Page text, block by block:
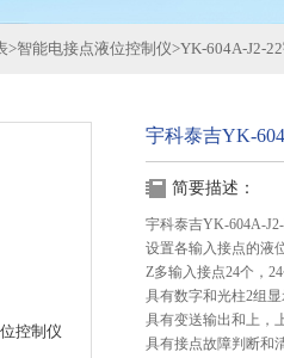
>智能电接点液位控制仪>YK-604A-J2-
宇科泰吉YK-
简要描述：
宇科泰吉YK-604A-
设置各输入接点的液
Z多输入接点24个，
具有数字和光柱2组
具有变送输出和上，
具有接点故障判断和